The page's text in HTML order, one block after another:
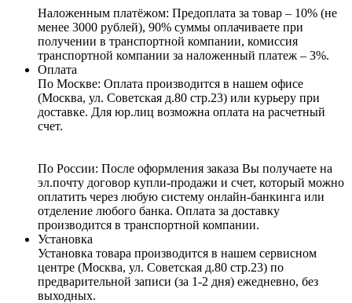
Наложенным платёжом: Предоплата за товар – 10% (не
менее 3000 рублей), 90% суммы оплачиваете при
получении в транспортной компании, комиссия
транспортной компании за наложенный платеж – 3%.
Оплата
По Москве: Оплата производится в нашем офисе
(Москва, ул. Советская д.80 стр.23) или курьеру при
доставке. Для юр.лиц возможна оплата на расчетный
счет.
По России: После оформления заказа Вы получаете на
эл.почту договор купли-продажи и счет, который можно
оплатить через любую систему онлайн-банкинга или
отделение любого банка. Оплата за доставку
производится в транспортной компании.
Установка
Установка товара производится в нашем сервисном
центре (Москва, ул. Советская д.80 стр.23) по
предварительной записи (за 1-2 дня) ежедневно, без
выходных.